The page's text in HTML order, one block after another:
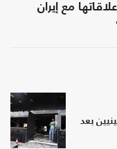
مع إيران
بعد